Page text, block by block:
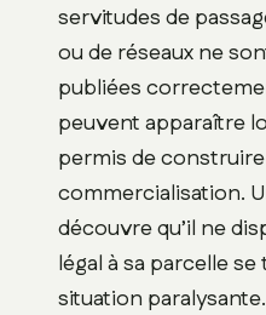
servitudes de
ou de réseaux ne
publiées
peuvent apparaître
permis de
commercialisation.
découvre qu’il ne
légal à sa parcelle
situation paralysante.